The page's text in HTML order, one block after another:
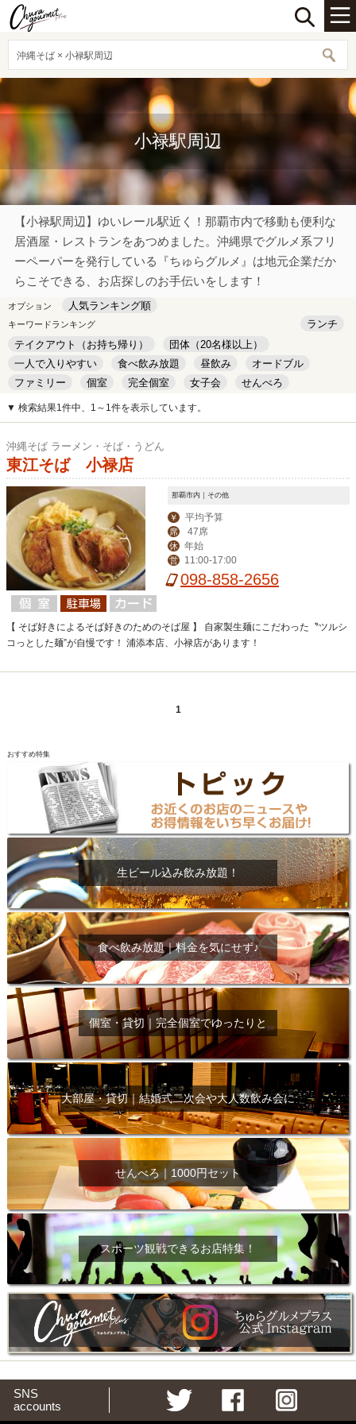
沖縄そば × 小禄駅周辺
小禄駅周辺
【小禄駅周辺】ゆいレール駅近く！那覇市内で移動も便利な
居酒屋・レストランをあつめました。沖縄県でグルメ系フリ
ーペーパーを発行している『ちゅらグルメ』は地元企業だか
らこそできる、お店探しのお手伝いをします！
オプション 人気ランキング順
キーワードランキング
ランチ
テイクアウト（お持ち帰り）
団体（20名様以上）
一人で入りやすい
食べ飲み放題 昼飲み
オードブル
ファミリー
個室 完全個室 女子会
せんべろ
キッズルーム
安い デート
▼ 検索結果1件中、1～1件を表示しています。
沖縄そば ラーメン・そば・うどん
東江そば 小禄店
那覇市内｜その他
￥ 平均予算
席 47席
休 年始
営 11:00-17:00
098-858-2656
【 そば好きによるそば好きのためのそば屋 】 自家製生麺にこだわった〝ツルシ
コっとした麺”が自慢です！ 浦添本店、小禄店があります！
1
おすすめ特集
生ビール込み飲み放題！
食べ飲み放題｜料金を気にせず♪
個室・貸切｜完全個室でゆったりと
大部屋・貸切｜結婚式二次会や大人数飲み会に
せんべろ｜1000円セット
スポーツ観戦できるお店特集！
SNS
accounts